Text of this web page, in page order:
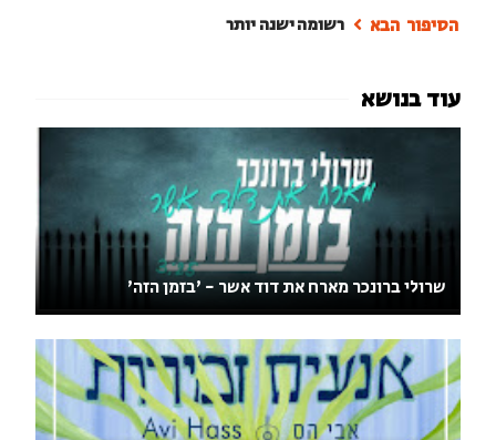
רשומה ישנה יותר
שרולי ברונכר מארח את דוד אשר - 'בזמן הזה'